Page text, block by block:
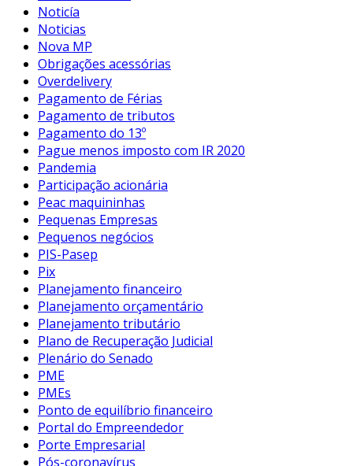
Noticía
Noticias
Nova MP
Obrigações acessórias
Overdelivery
Pagamento de Férias
Pagamento de tributos
Pagamento do 13º
Pague menos imposto com IR 2020
Pandemia
Participação acionária
Peac maquininhas
Pequenas Empresas
Pequenos negócios
PIS-Pasep
Pix
Planejamento financeiro
Planejamento orçamentário
Planejamento tributário
Plano de Recuperação Judicial
Plenário do Senado
PME
PMEs
Ponto de equilíbrio financeiro
Portal do Empreendedor
Porte Empresarial
Pós-coronavírus